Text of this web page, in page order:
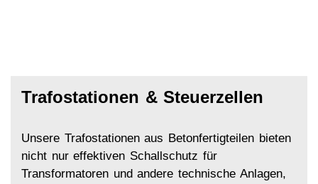
Trafostationen & Steuerzellen
Unsere Trafostationen aus Betonfertigteilen bieten
nicht nur effektiven Schallschutz für
Transformatoren und andere technische Anlagen,